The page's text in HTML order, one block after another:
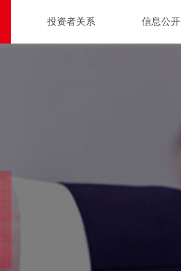
投资者关系 信息公开